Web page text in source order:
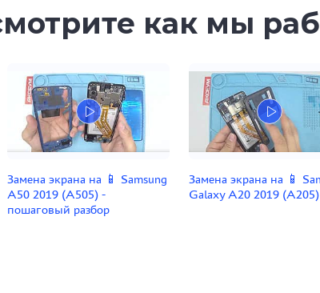
как мы
Замена экрана на 📱 Samsung
A50 2019 (A505) -
пошаговый разбор
Замена экрана на 📱
Galaxy A20 2019 (A205)